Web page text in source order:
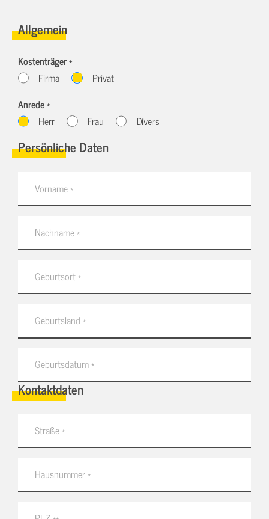
Allgemein
Kostenträger *
Firma
Privat
Anrede *
Herr
Frau Divers
Persönliche Daten
Kontaktdaten